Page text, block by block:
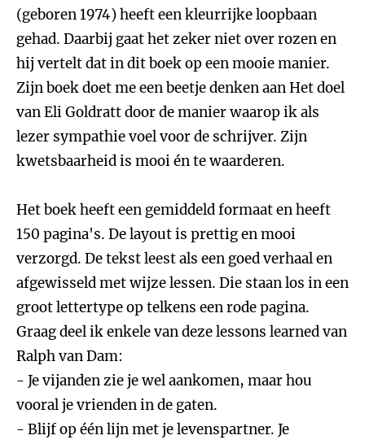
(geboren 1974) heeft een kleurrijke loopbaan
gehad. Daarbij gaat het zeker niet over rozen en
hij vertelt dat in dit boek op een mooie manier.
Zijn boek doet me een beetje denken aan Het doel
van Eli Goldratt door de manier waarop ik als
lezer sympathie voel voor de schrijver. Zijn
kwetsbaarheid is mooi én te waarderen.
Het boek heeft een gemiddeld formaat en heeft
150 pagina's. De layout is prettig en mooi
verzorgd. De tekst leest als een goed verhaal en
afgewisseld met wijze lessen. Die staan los in een
groot lettertype op telkens een rode pagina.
Graag deel ik enkele van deze lessons learned van
Ralph van Dam:
- Je vijanden zie je wel aankomen, maar hou
vooral je vrienden in de gaten.
- Blijf op één lijn met je levenspartner. Je